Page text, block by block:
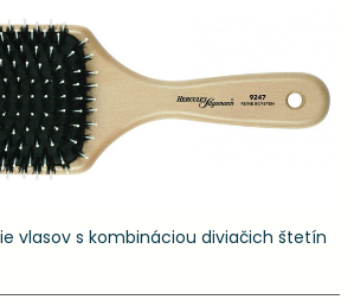
vlasov s kombináciou diviačich štetín